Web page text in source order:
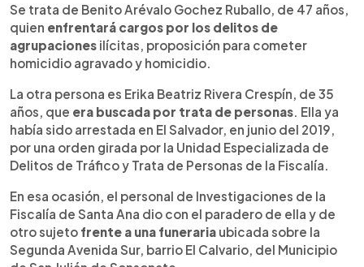
Se trata de Benito Arévalo Gochez Ruballo, de 47 años,
quien enfrentará cargos por los delitos de
agrupaciones ilícitas, proposición para cometer
homicidio agravado y homicidio.
La otra persona es Erika Beatriz Rivera Crespín, de 35
años, que era buscada por trata de personas . Ella ya
había sido arrestada en El Salvador, en junio del 2019,
por una orden girada por la Unidad Especializada de
Delitos de Tráfico y Trata de Personas de la Fiscalía.
En esa ocasión, el personal de Investigaciones de la
Fiscalía de Santa Ana dio con el paradero de ella y de
otro sujeto frente a una funeraria ubicada sobre la
Segunda Avenida Sur, barrio El Calvario, del Municipio